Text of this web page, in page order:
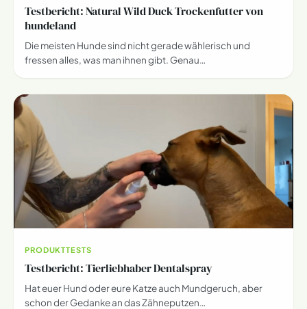
Testbericht: Natural Wild Duck Trockenfutter von
hundeland
Die meisten Hunde sind nicht gerade wählerisch und
fressen alles, was man ihnen gibt. Genau…
PRODUKTTESTS
Testbericht: Tierliebhaber Dentalspray
Hat euer Hund oder eure Katze auch Mundgeruch, aber
schon der Gedanke an das Zähneputzen…